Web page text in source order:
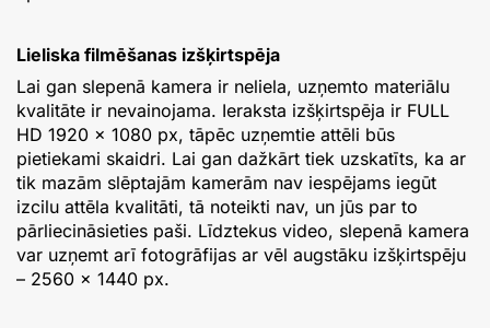
Lieliska filmēšanas izšķirtspēja
Lai gan slepenā kamera ir neliela, uzņemto materiālu
kvalitāte ir nevainojama. Ieraksta izšķirtspēja ir FULL
HD 1920 × 1080 px, tāpēc uzņemtie attēli būs
pietiekami skaidri. Lai gan dažkārt tiek uzskatīts, ka ar
tik mazām slēptajām kamerām nav iespējams iegūt
izcilu attēla kvalitāti, tā noteikti nav, un jūs par to
pārliecināsieties paši. Līdztekus video, slepenā kamera
var uzņemt arī fotogrāfijas ar vēl augstāku izšķirtspēju
– 2560 × 1440 px.